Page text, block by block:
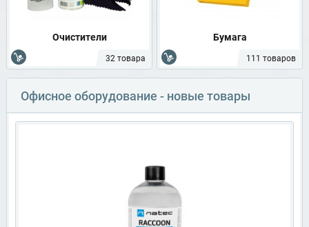
Очистители
32 товара
Бумага
111 товаров
Офисное оборудование - новые товары